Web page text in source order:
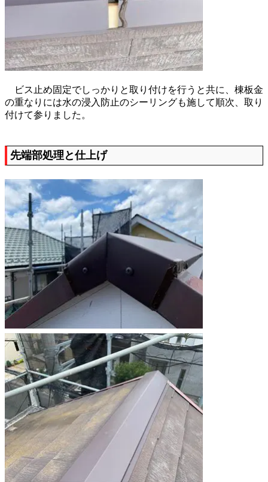
ビス止め固定でしっかりと取り付けを行うと共に、棟板金
の重なりには水の浸入防止のシーリングも施して順次、取り
付けて参りました。
先端部処理と仕上げ